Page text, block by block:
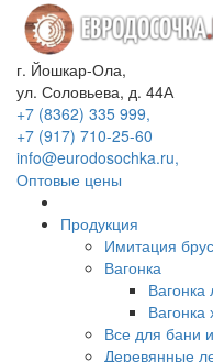
г. Йошкар-Ола,
ул. Соловьева, д. 44А
+7 (8362) 335 999,
+7 (917) 710-25-60
info@eurodosochka.ru,
Оптовые цены
Продукция
Имитация
Вагонка
Вагонка
Вагонка
Все для бани
Деревянные